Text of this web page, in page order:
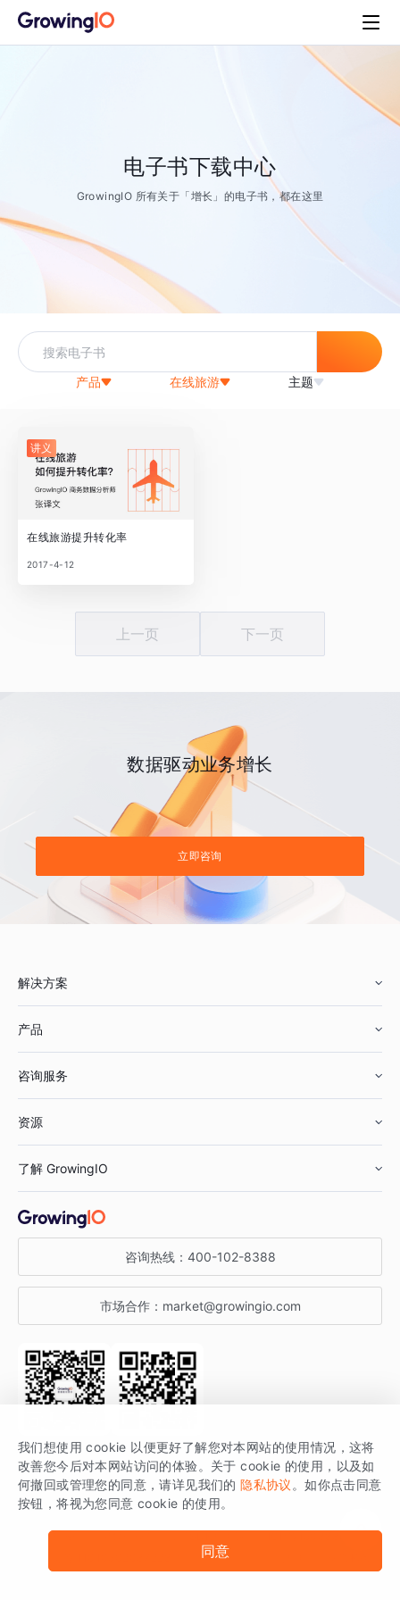
电子书下载中心
GrowingIO 所有关于「增长」的电子书，都在这里
产品 在线旅游 主题
讲义
在线旅游提升转化率
2017-4-12
上一页 下一页
数据驱动业务增长
立即咨询
解决方案
鞋服行业
汽车行业
金融行业
产品
智能运营
获客分析
咨询服务
资源
增长公开课
增长博客
开发者文档
SDK 文档
场景指南
了解 GrowingIO
关于 GrowingIO
增长大会
行业活动
咨询热线： 400-102-8388
市场合作： market@growingio.com
关注公众号 获取更多干货
GrowingIO 是专注于数据智能分析与增长的品牌，核心平台为 GrowingIO
分析云。
版权所有 © 北京易数科技有限公司
我们想使用 cookie 以便更好了解您对本网站的使用情况，这将
改善您今后对本网站访问的体验。关于 cookie 的使用，以及如
何撤回或管理您的同意，请详见我们的 隐私协议 。如你点击同意
按钮，将视为您同意 cookie 的使用。
同意